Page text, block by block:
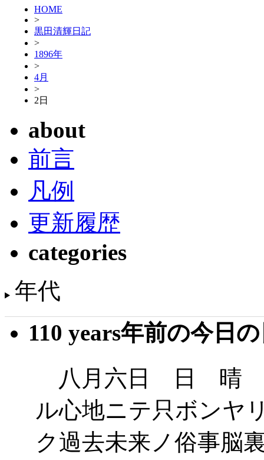
HOME
>
黒田清輝日記
>
1896年
>
4月
>
2日
about
前言
凡例
更新履歴
categories
年代
110 years年前の今日
八月六日 日 晴
ル心地ニテ只ボンヤ
ク過去未来ノ俗事脳